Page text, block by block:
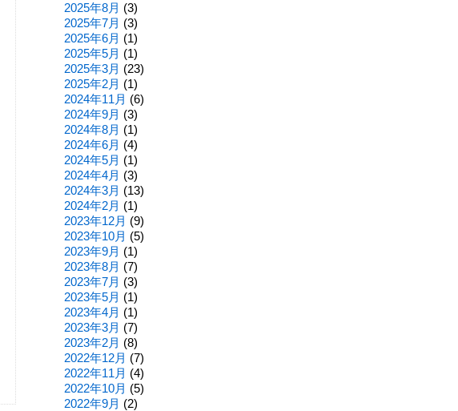
2025年8月 (3)
2025年7月 (3)
2025年6月 (1)
2025年5月 (1)
2025年3月 (23)
2025年2月 (1)
2024年11月 (6)
2024年9月 (3)
2024年8月 (1)
2024年6月 (4)
2024年5月 (1)
2024年4月 (3)
2024年3月 (13)
2024年2月 (1)
2023年12月 (9)
2023年10月 (5)
2023年9月 (1)
2023年8月 (7)
2023年7月 (3)
2023年5月 (1)
2023年4月 (1)
2023年3月 (7)
2023年2月 (8)
2022年12月 (7)
2022年11月 (4)
2022年10月 (5)
2022年9月 (2)